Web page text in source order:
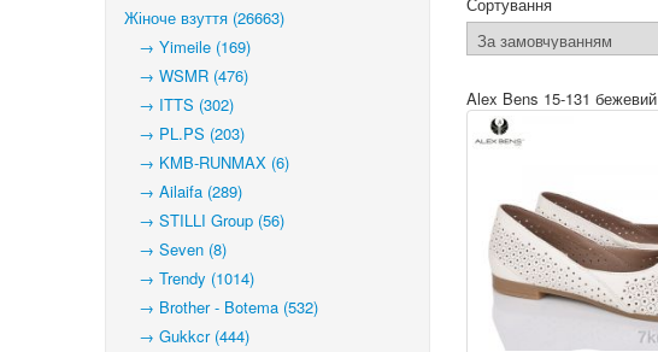
Жіноче взуття (26663)
→ Yimeile (169)
→ WSMR (476)
→ ITTS (302)
→ PL.PS (203)
→ KMB-RUNMAX (6)
→ Ailaifa (289)
→ STILLI Group (56)
→ Seven (8)
→ Trendy (1014)
→ Brother - Botema (532)
→ Gukkcr (444)
Alex Bens 15-131 бежевий